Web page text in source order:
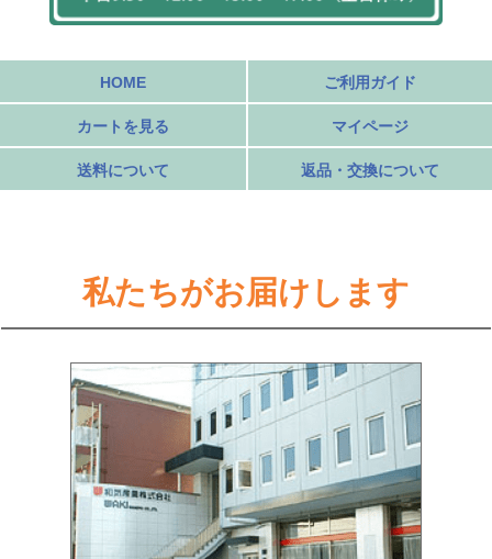
HOME ご利用ガイド
カートを見る マイページ
送料について 返品・交換について
私たちがお届けします